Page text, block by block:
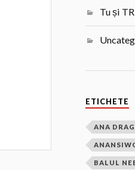
Tu și
ETICHETE
ANA
BALUL